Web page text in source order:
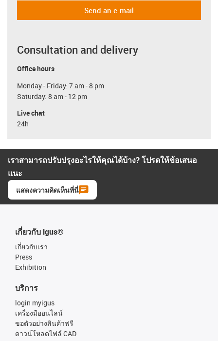
Send an e-mail
Consultation and delivery
Office hours
Monday - Friday: 7 am - 8 pm
Saturday: 8 am - 12 pm
Live chat
24h
เราสามารถปรับปรุงอะไรให้คุณได้บ้าง? โปรดให้ข้อเสนอ
แนะ
แสดงความคิดเห็นที่นี่
เกี่ยวกับ igus®
เกี่ยวกับเรา
Press
Exhibition
บริการ
login myigus
เครื่องมืออนไลน์
ขอตัวอย่างสินค้าฟรี
ดาวน์โหลดไฟล์ CAD